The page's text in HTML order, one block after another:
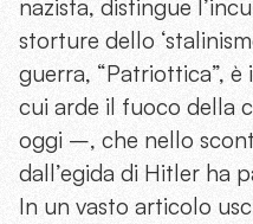
nazista, distingue
storture dello
guerra, “Patriottica”,
cui arde il fuoco della
oggi –, che nello
dall’egida di Hitler ha
In un vasto articolo